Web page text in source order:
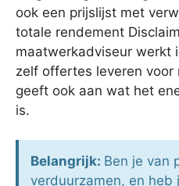
ook een prijslijst met
totale rendement
maatwerkadviseur werkt
zelf offertes leveren voor
geeft ook aan wat het
is.
Belangrijk: Ben je van
verduurzamen, en heb